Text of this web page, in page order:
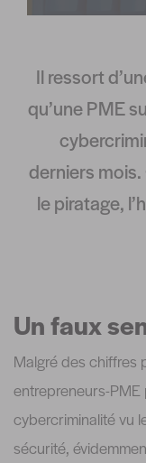
Il ressort
qu’une PME
derniers
le piratage,
Un faux
Malgré des chiffres
entrepreneurs-PME
cybercriminalité vu
sécurité,